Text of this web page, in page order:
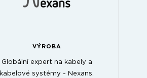
VÝROBA
Globální expert na kabely a
kabelové systémy - Nexans.